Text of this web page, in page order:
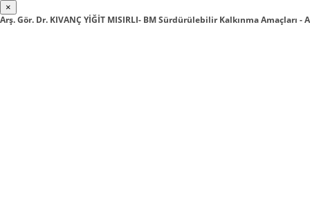
×
Arş. Gör. Dr. KIVANÇ YİĞİT MISIRLI- BM Sürdürülebilir Kalkınma Amaçları -